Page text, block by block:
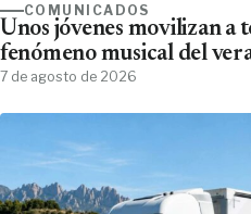
COMUNICADOS
Unos jóvenes movilizan a
fenómeno musical del
7 de agosto de 2026